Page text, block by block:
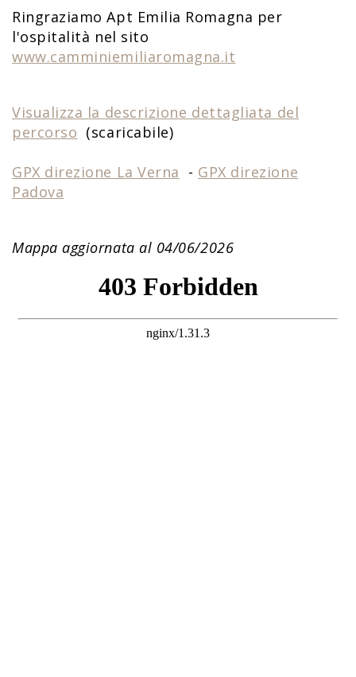
Ringraziamo Apt Emilia Romagna per
l'ospitalità nel sito
www.camminiemiliaromagna.it
Visualizza la descrizione dettagliata del
percorso (scaricabile)
GPX direzione La Verna - GPX direzione
Padova
Mappa aggiornata al 04/06/2026